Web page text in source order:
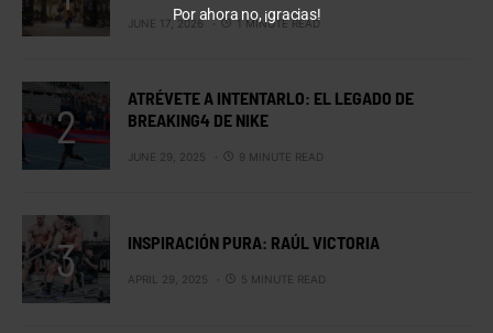
JUNE 17, 2026 1 MINUTE READ
ATRÉVETE A INTENTARLO: EL LEGADO DE
BREAKING4 DE NIKE
JUNE 29, 2025 9 MINUTE READ
INSPIRACIÓN PURA: RAÚL VICTORIA
APRIL 29, 2025 5 MINUTE READ
Por ahora no, ¡gracias!